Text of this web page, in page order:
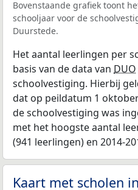
Bovenstaande grafiek toont
schooljaar voor de
Duurstede.
Het aantal leerlingen per
basis van de data van DUO
schoolvestiging. Hierbij
dat op peildatum 1
de schoolvestiging was
met het hoogste aantal
(941 leerlingen) en 2014-
Kaart met scholen